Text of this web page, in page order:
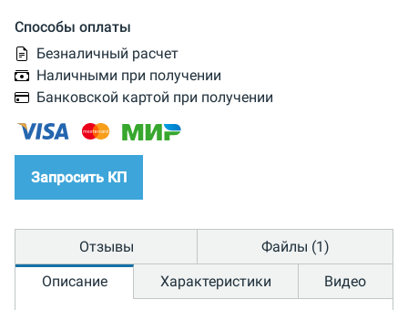
Способы оплаты
Безналичный расчет
Наличными при получении
Банковской картой при получении
Запросить КП
Отзывы
Файлы (1)
Описание
Характеристики Видео